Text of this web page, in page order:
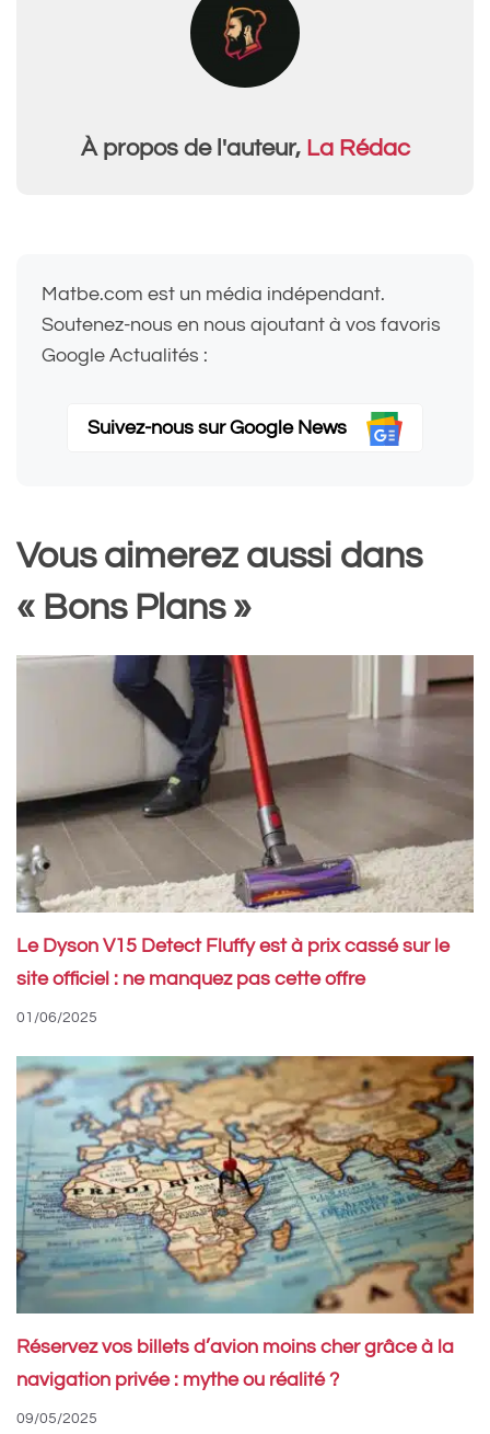
À propos de l'auteur, La Rédac
Matbe.com est un média indépendant.
Soutenez-nous en nous ajoutant à vos favoris
Google Actualités :
Suivez-nous sur Google News
Vous aimerez aussi dans
« Bons Plans »
Le Dyson V15 Detect Fluffy est à prix cassé sur le
site officiel : ne manquez pas cette offre
01/06/2025
Réservez vos billets d’avion moins cher grâce à la
navigation privée : mythe ou réalité ?
09/05/2025